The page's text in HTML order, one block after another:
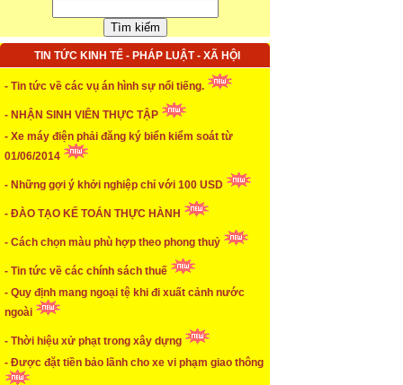
TIN TỨC KINH TẾ - PHÁP LUẬT - XÃ HỘI
- Tin tức về các vụ án hình sự nổi tiếng.
- NHẬN SINH VIÊN THỰC TẬP
- Xe máy điện phải đăng ký biển kiểm soát từ
01/06/2014
- Những gợi ý khởi nghiệp chỉ với 100 USD
- ĐÀO TẠO KẾ TOÁN THỰC HÀNH
- Cách chọn màu phù hợp theo phong thuỷ
- Tin tức về các chính sách thuế
- Quy định mang ngoại tệ khi đi xuất cảnh nước
ngoài
- Thời hiệu xử phạt trong xây dựng
- Được đặt tiền bảo lãnh cho xe vi phạm giao thông
* NHẬN SINH VIÊN THỰC TẬP
...xem chi tiết
* ĐÀO TẠO KẾ TOÁN THỰC HÀNH
* TUYỂN DỤNG KẾ TOÁN (thường xuyên)
...xem chi tiết
* Cách chọn màu phù hợp theo phong thuỷ
...xem chi tiết
* Mức phạt khi chậm nộp báo cáo thuế
* Lập di chúc bằng miệng có cần đi công chứng